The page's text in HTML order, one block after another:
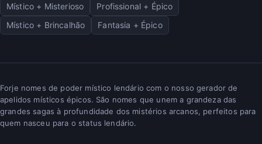
Místico + Misterioso
Profissional + Épico
Místico + Brincalhão
Fantasia + Épico
Forje nomes de poder místico lendário com o nosso gerador de
apelidos místicos épicos. São nomes que unem a grandeza das
grandes sagas à profundidade dos mistérios arcanos, perfeitos para
quem nasceu para o status lendário.